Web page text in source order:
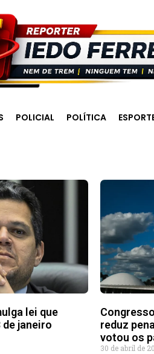
POLICIAL POLÍTICA
lei que
de janeiro
reduz
votou os
30 de abril de